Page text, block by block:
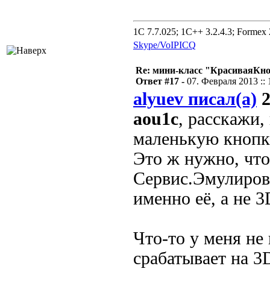
1C 7.7.025; 1C++ 3.2.4.3; Formex
Skype/VoIPICQ
Re: мини-класс
Ответ #17 - 07. Февраля 2013 ::
alyuev писал(а)
aou1c,
маленькую
Это ж нужно,
именно её, а не
Что-то у меня не
срабатывает на